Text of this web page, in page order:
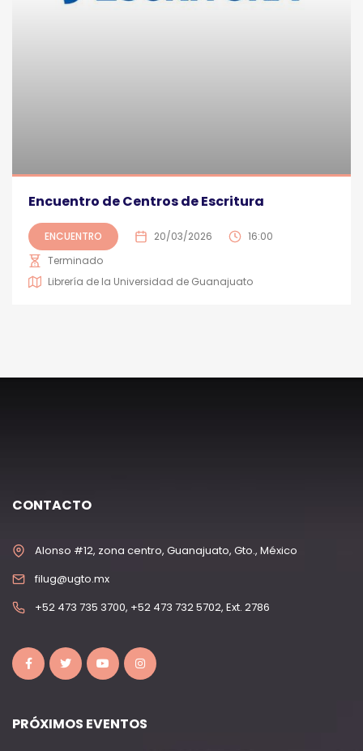
Encuentro de Centros de Escritura
ENCUENTRO 20/03/2026
16:00
Terminado
Librería de la Universidad de Guanajuato
CONTACTO
Alonso #12, zona centro, Guanajuato, Gto., México
filug@ugto.mx
+52 473 735 3700, +52 473 732 5702, Ext. 2786
PRÓXIMOS EVENTOS